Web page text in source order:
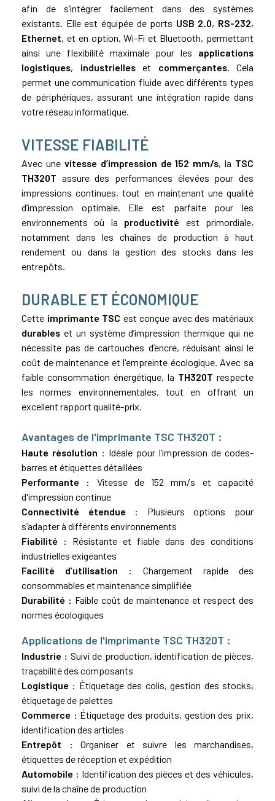
afin de s’intégrer facilement dans des systèmes
existants. Elle est équipée de ports USB 2.0, RS-232,
Ethernet, et en option, Wi-Fi et Bluetooth, permettant
ainsi une flexibilité maximale pour les applications
logistiques, industrielleset commerçantes. Cela
permet une communication fluide avec différents types
de périphériques, assurant une intégration rapide dans
votre réseau informatique.
VITESSE FIABILITÉ
Avec une vitesse d’impression de 152 mm/s, la TSC
TH320T assure des performances élevées pour des
impressions continues, tout en maintenant une qualité
d’impression optimale. Elle est parfaite pour les
environnements où la productivité est primordiale,
notamment dans les chaînes de production à haut
rendement ou dans la gestion des stocks dans les
entrepôts.
DURABLE ET ÉCONOMIQUE
Cette imprimante TSC est conçue avec des matériaux
durables et un système d’impression thermique qui ne
nécessite pas de cartouches d’encre, réduisant ainsi le
coût de maintenance et l'empreinte écologique. Avec sa
faible consommation énergétique, la TH320T respecte
les normes environnementales, tout en offrant un
excellent rapport qualité-prix.
Avantages de l'imprimante TSC TH320T :
Haute résolution : Idéale pour l’impression de codes-
barres et étiquettes détaillées
Performante : Vitesse de 152 mm/s et capacité
d'impression continue
Connectivité étendue: Plusieurs options pour
s’adapter à différents environnements
Fiabilité : Résistante et fiable dans des conditions
industrielles exigeantes
Facilité d’utilisation : Chargement rapide des
consommables et maintenance simplifiée
Durabilité : Faible coût de maintenance et respect des
normes écologiques
Applications de l'imprimante TSC TH320T :
Industrie : Suivi de production, identification de pièces,
traçabilité des composants
Logistique : Étiquetage des colis, gestion des stocks,
étiquetage de palettes
Commerce : Étiquetage des produits, gestion des prix,
identification des articles
Entrepôt : Organiser et suivre les marchandises,
étiquettes de réception et expédition
Automobile : Identification des pièces et des véhicules,
suivi de la chaîne de production